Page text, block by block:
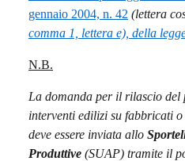
gennaio 2004, n. 42 (lettera
comma 1, lettera e), della
N.B.
La domanda per il rilascio del
interventi edilizi su fabbricati
deve essere inviata allo
Produttive (SUAP) tramite il